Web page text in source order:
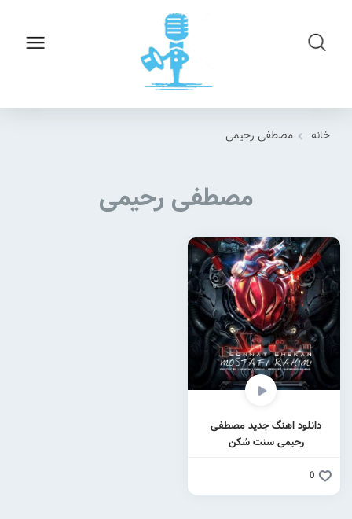
خانه مصطفی رحیمی
مصطفی رحیمی
دانلود اهنگ جدید مصطفی
رحیمی سنت شکن
0